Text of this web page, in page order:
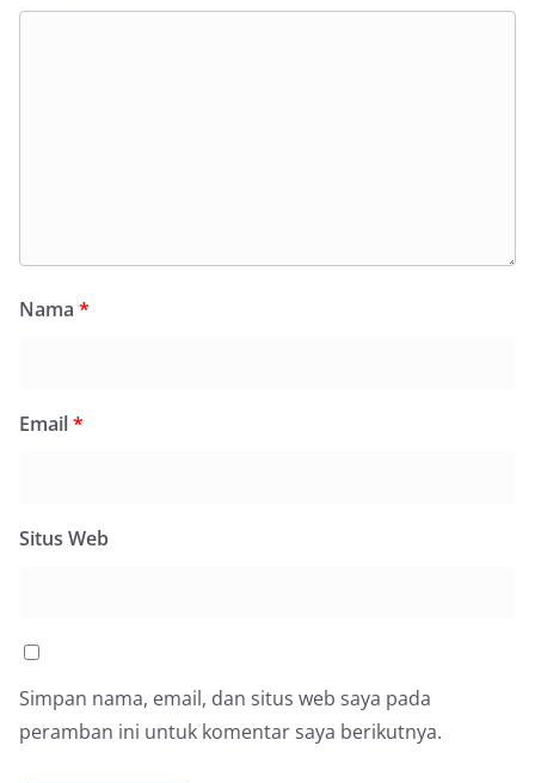
Nama *
Email*
Situs Web
Simpan nama, email, dan situs web saya pada
peramban ini untuk komentar saya berikutnya.